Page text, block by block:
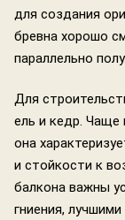
для создания
бревна хорошо
параллельно полу.
Для
ель и кедр. Чаще
она
и стойкости к
балкона важны
гниения,